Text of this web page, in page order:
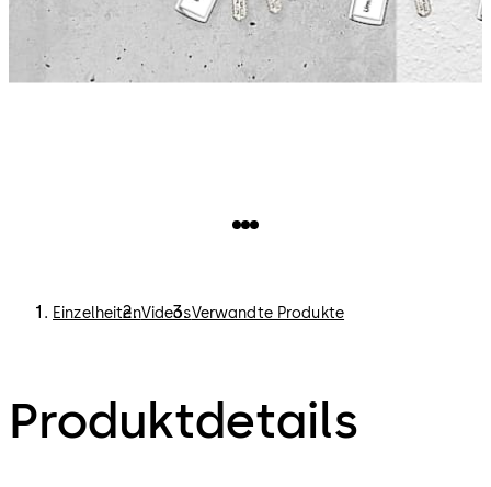
EinzelheitenVideosVerwandte Produkte
Produktdetails